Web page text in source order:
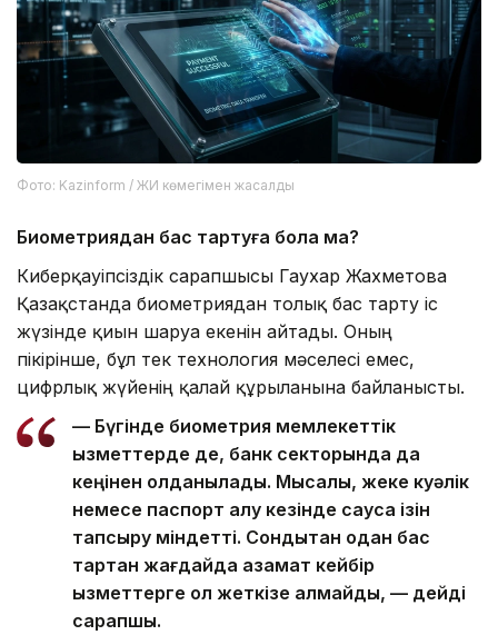
Фото: Kazinform / ЖИ көмегімен жасалды
Биометриядан бас тартуға бола ма?
Киберқауіпсіздік сарапшысы Гаухар Жахметова
Қазақстанда биометриядан толық бас тарту іс
жүзінде қиын шаруа екенін айтады. Оның
пікірінше, бұл тек технология мәселесі емес,
цифрлық жүйенің қалай құрылғанына байланысты.
— Бүгінде биометрия мемлекеттік
қызметтерде де, банк секторында да
кеңінен қолданылады. Мысалы, жеке куәлік
немесе паспорт алу кезінде саусақ ізін
тапсыру міндетті. Сондықтан одан бас
тартқан жағдайда азамат кейбір
қызметтерге қол жеткізе алмайды, — дейді
сарапшы.